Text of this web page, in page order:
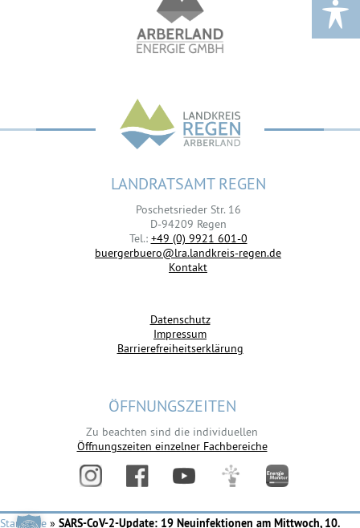
LANDRATSAMT REGEN
Poschetsrieder Str. 16
D-94209 Regen
Tel.: +49 (0) 9921 601-0
buergerbuero@lra.landkreis-regen.de
Kontakt
Datenschutz
Impressum
Barrierefreiheitserklärung
ÖFFNUNGSZEITEN
Zu beachten sind die individuellen
Öffnungszeiten einzelner Fachbereiche
Startseite » SARS-CoV-2-Update: 19 Neuinfektionen am Mittwoch, 10.